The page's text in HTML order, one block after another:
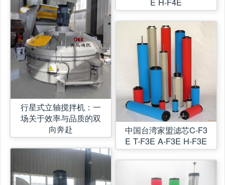
行星式立轴搅拌机：一
场关于效率与品质的双
向奔赴
中国台湾家盟滤芯C-F3
E T-F3E A-F3E H-F3E